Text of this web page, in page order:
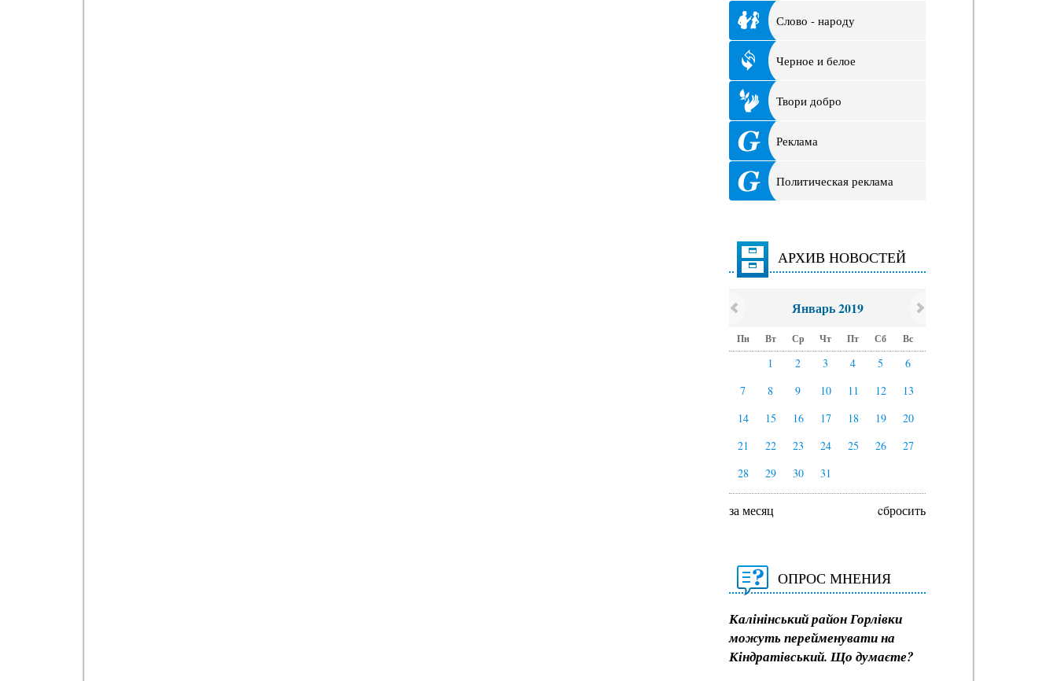
Слово - народу
Черное и белое
Твори добро
Реклама
Политическая реклама
АРХИВ НОВОСТЕЙ
Январь 2019
Пн Вт Ср Чт Пт Сб Вс
1 2 3 4 5
6
7
8 9 10 11 12
13
14
15 16 17 18 19
20
21
22 23 24 25 26
27
28
29 30 31
за месяц cбросить
ОПРОС МНЕНИЯ
Калінінський район Горлівки
можуть перейменувати на
Кіндратівський. Що думаєте?